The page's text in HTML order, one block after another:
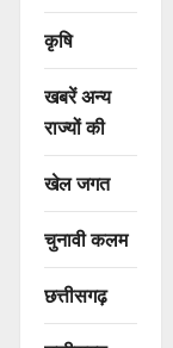
कृषि
खबरें अन्य
राज्यों की
खेल जगत
चुनावी कलम
छत्तीसगढ़